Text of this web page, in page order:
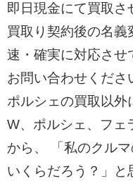
即日現金にて買取さ
買取り契約後の名
速・確実に対応させ
お問い合わせくださ
ポルシェの買取以外
W、ポルシェ、フェ
から、 「私のクル
いくらだろう？」と